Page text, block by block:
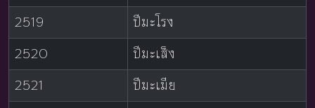
2519
ปีมะโรง
2520
ปีมะเส็ง
2521
ปีมะเมีย